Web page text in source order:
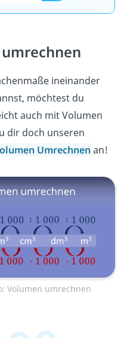
ineinander
möchtest du
auch mit Volumen
dir doch unseren
Umrechnenan!
Volumen umrechnen